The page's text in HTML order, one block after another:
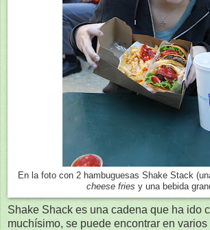
En la foto con 2 hambuguesas Shake Stack
cheese fries y una bebida
Shake Shack es una cadena que ha ido
muchísimo, se puede encontrar en